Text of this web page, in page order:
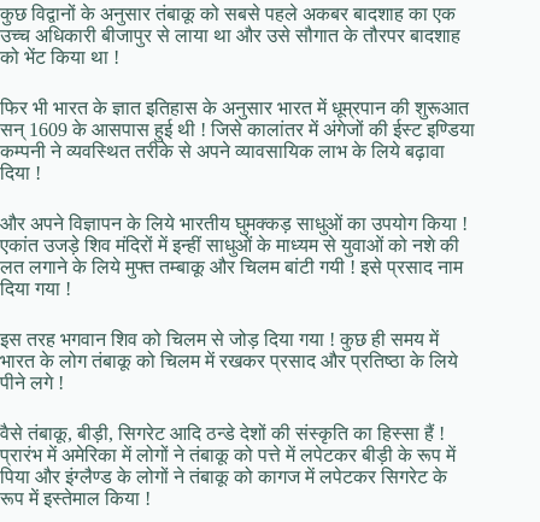
कुछ विद्वानों के अनुसार तंबाकू को सबसे पहले अकबर बादशाह का एक
उच्च अधिकारी बीजापुर से लाया था और उसे सौगात के तौरपर बादशाह
को भेंट किया था !
फिर भी भारत के ज्ञात इतिहास के अनुसार भारत में धूम्रपान की शुरूआत
सन् 1609 के आसपास हुई थी ! जिसे कालांतर में अंगेजों की ईस्ट इण्डिया
कम्पनी ने व्यवस्थित तरीके से अपने व्यावसायिक लाभ के लिये बढ़ावा
दिया !
और अपने विज्ञापन के लिये भारतीय घुमक्कड़ साधुओं का उपयोग किया !
एकांत उजड़े शिव मंदिरों में इन्हीं साधुओं के माध्यम से युवाओं को नशे की
लत लगाने के लिये मुफ्त तम्बाकू और चिलम बांटी गयी ! इसे प्रसाद नाम
दिया गया !
इस तरह भगवान शिव को चिलम से जोड़ दिया गया ! कुछ ही समय में
भारत के लोग तंबाकू को चिलम में रखकर प्रसाद और प्रतिष्ठा के लिये
पीने लगे !
वैसे तंबाकू, बीड़ी, सिगरेट आदि ठन्डे देशों की संस्कृति का हिस्सा हैं !
प्रारंभ में अमेरिका में लोगों ने तंबाकू को पत्ते में लपेटकर बीड़ी के रूप में
पिया और इंग्लैण्ड के लोगों ने तंबाकू को कागज में लपेटकर सिगरेट के
रूप में इस्तेमाल किया !